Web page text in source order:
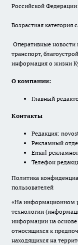
Российской Федерации:
Возрастная категория
Оперативные
транспорт,
информация о жизни
О компании:
Главный
Контакты
Редакция:
Рекламный
Email
Телефон
Политика
пользователей
«На информационном
технологии
информации на основе
относящихся к
находящихся на